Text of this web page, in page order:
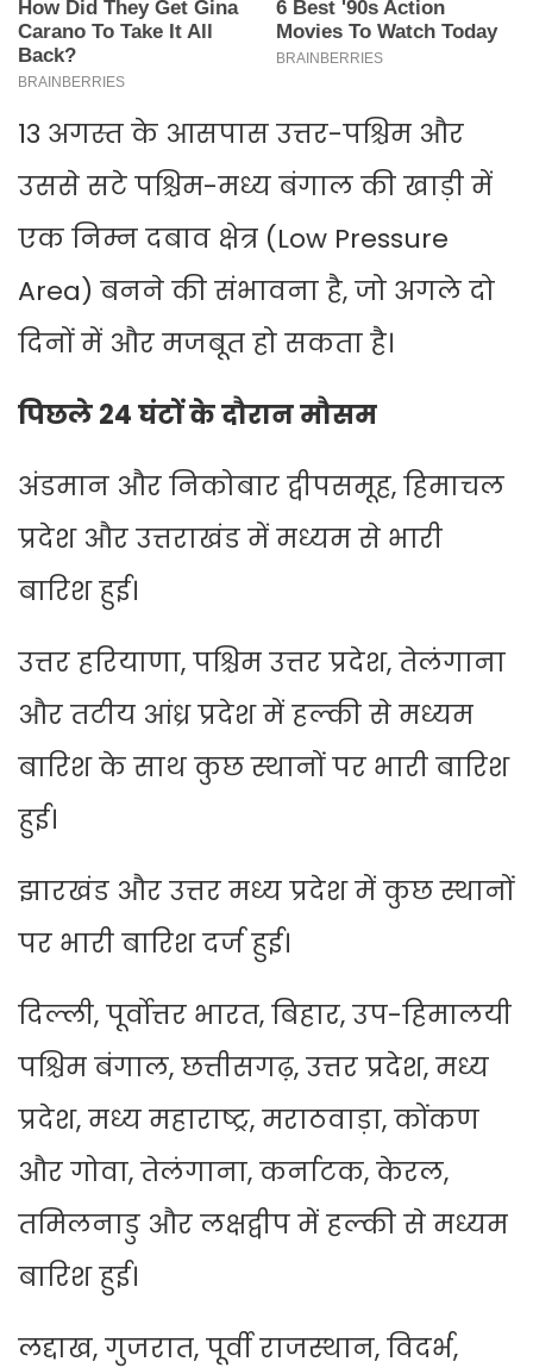
13 अगस्त के आसपास उत्तर-पश्चिम और
उससे सटे पश्चिम-मध्य बंगाल की खाड़ी में
एक निम्न दबाव क्षेत्र (Low Pressure
Area) बनने की संभावना है, जो अगले दो
दिनों में और मजबूत हो सकता है।
पिछले 24 घंटों के दौरान मौसम
अंडमान और निकोबार द्वीपसमूह, हिमाचल
प्रदेश और उत्तराखंड में मध्यम से भारी
बारिश हुई।
उत्तर हरियाणा, पश्चिम उत्तर प्रदेश, तेलंगाना
और तटीय आंध्र प्रदेश में हल्की से मध्यम
बारिश के साथ कुछ स्थानों पर भारी बारिश
हुई।
झारखंड और उत्तर मध्य प्रदेश में कुछ स्थानों
पर भारी बारिश दर्ज हुई।
दिल्ली, पूर्वोत्तर भारत, बिहार, उप-हिमालयी
पश्चिम बंगाल, छत्तीसगढ़, उत्तर प्रदेश, मध्य
प्रदेश, मध्य महाराष्ट्र, मराठवाड़ा, कोंकण
और गोवा, तेलंगाना, कर्नाटक, केरल,
तमिलनाडु और लक्षद्वीप में हल्की से मध्यम
बारिश हुई।
लद्दाख, गुजरात, पूर्वी राजस्थान, विदर्भ,